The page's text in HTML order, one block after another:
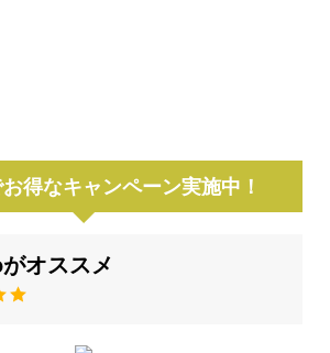
得なキャンペーン実施中！
オススメ